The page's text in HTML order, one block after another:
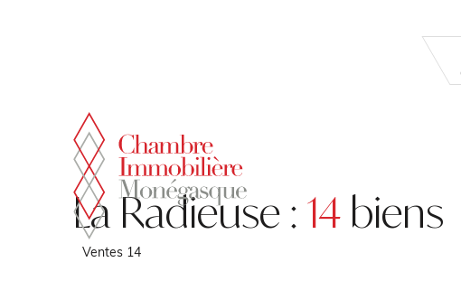
La Radieuse : 14biens
Ventes 14